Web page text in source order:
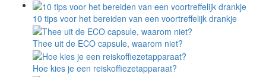
10 tips voor het bereiden van een voortreffelijk drankje
Thee uit de ECO capsule, waarom niet?
Hoe kies je een reiskoffiezetapparaat?